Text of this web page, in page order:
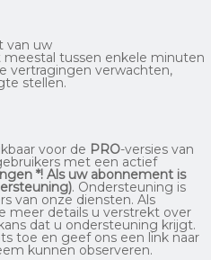
van uw
tussen enkele minuten
vertragingen verwachten,
stellen.
voor de PRO-versies van
met een actief
*! Als uw abonnement is
. Ondersteuning is
van onze diensten. Als
meer details u verstrekt over
dat u ondersteuning krijgt.
toe en geef ons een link naar
kunnen observeren.